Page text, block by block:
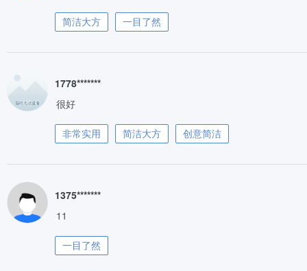
简洁大方 一目了然
1778*******
很好
非常实用 简洁大方 创意简洁
1375*******
11
一目了然